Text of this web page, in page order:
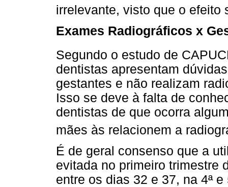
irrelevante, visto que o
Exames Radiográficos x
Segundo o estudo de
dentistas apresentam
gestantes e não realizam
Isso se deve à falta de
dentistas de que ocorra
mães às relacionem a
É de geral consenso que a
evitada no primeiro trimestre
entre os dias 32 e 37, na 4ª